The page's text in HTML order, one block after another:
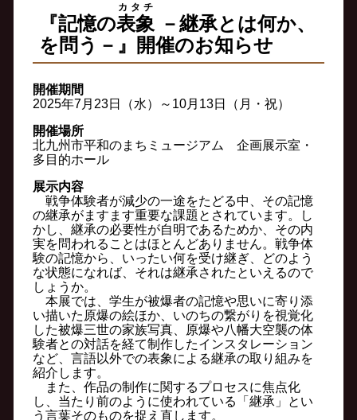
『記憶の表象
カタチ
－継承とは何か、
を問う－』開催のお知らせ
開催期間
2025年7月23日（水）～10月13日（月・祝）
開催場所
北九州市平和のまちミュージアム 企画展示室・
多目的ホール
展示内容
戦争体験者が減少の一途をたどる中、その記憶
の継承がますます重要な課題とされています。し
かし、継承の必要性が自明であるためか、その内
実を問われることはほとんどありません。戦争体
験の記憶から、いったい何を受け継ぎ、どのよう
な状態になれば、それは継承されたといえるので
しょうか。
本展では、学生が被爆者の記憶や思いに寄り添
い描いた原爆の絵ほか、いのちの繋がりを視覚化
した被爆三世の家族写真、原爆や八幡大空襲の体
験者との対話を経て制作したインスタレーション
など、言語以外での表象による継承の取り組みを
紹介します。
また、作品の制作に関するプロセスに焦点化
し、当たり前のように使われている「継承」とい
う言葉そのものを捉え直します。